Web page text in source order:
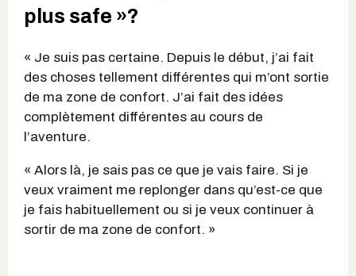
plus safe »?
« Je suis pas certaine. Depuis le début, j’ai fait
des choses tellement différentes qui m’ont sortie
de ma zone de confort. J’ai fait des idées
complètement différentes au cours de
l’aventure.
« Alors là, je sais pas ce que je vais faire. Si je
veux vraiment me replonger dans qu’est-ce que
je fais habituellement ou si je veux continuer à
sortir de ma zone de confort. »